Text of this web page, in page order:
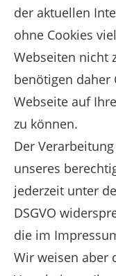
der aktuellen
ohne Cookies
Webseiten nicht
benötigen daher
Webseite auf
zu können.
Der
unseres
jederzeit unter
DSGVO
die im
Wir weisen aber